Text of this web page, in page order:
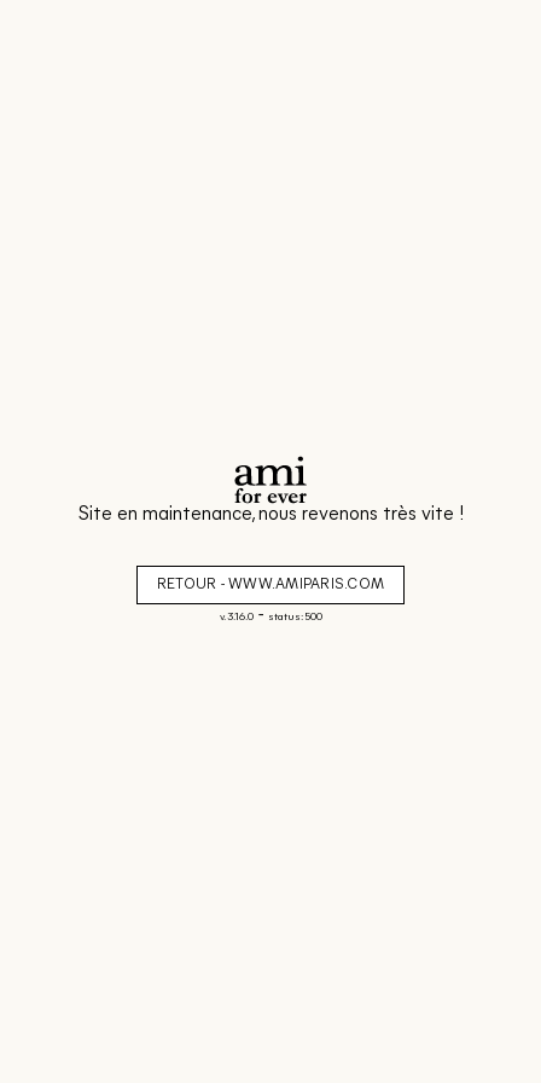
Site en maintenance, nous revenons très vite !
RETOUR - WWW.AMIPARIS.COM
v. 3.16.0- status: 500